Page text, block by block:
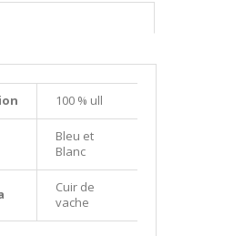
100 % ull
Bleu et
Blanc
Cuir de
vache